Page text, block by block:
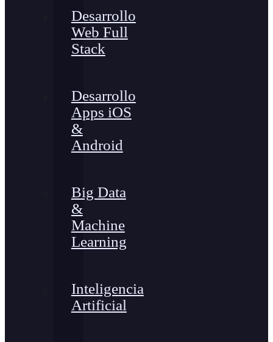
Desarrollo
Web Full
Stack
Desarrollo
Apps iOS
&
Android
Big Data
&
Machine
Learning
Inteligencia
Artificial